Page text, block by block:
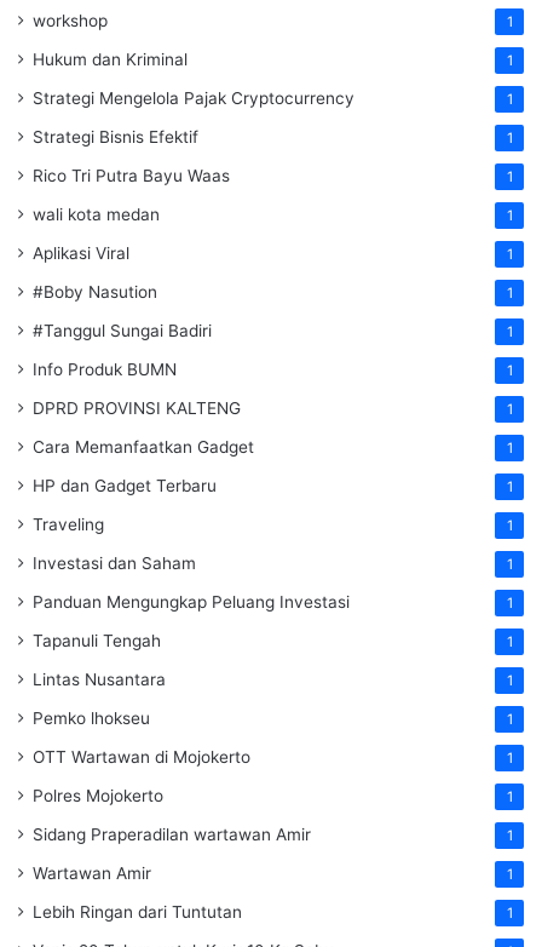
workshop 1
Hukum dan Kriminal 1
Strategi Mengelola Pajak Cryptocurrency 1
Strategi Bisnis Efektif 1
Rico Tri Putra Bayu Waas 1
wali kota medan 1
Aplikasi Viral 1
#Boby Nasution 1
#Tanggul Sungai Badiri 1
Info Produk BUMN 1
DPRD PROVINSI KALTENG 1
Cara Memanfaatkan Gadget 1
HP dan Gadget Terbaru 1
Traveling 1
Investasi dan Saham 1
Panduan Mengungkap Peluang Investasi 1
Tapanuli Tengah 1
Lintas Nusantara 1
Pemko lhokseu 1
OTT Wartawan di Mojokerto 1
Polres Mojokerto 1
Sidang Praperadilan wartawan Amir 1
Wartawan Amir 1
Lebih Ringan dari Tuntutan 1